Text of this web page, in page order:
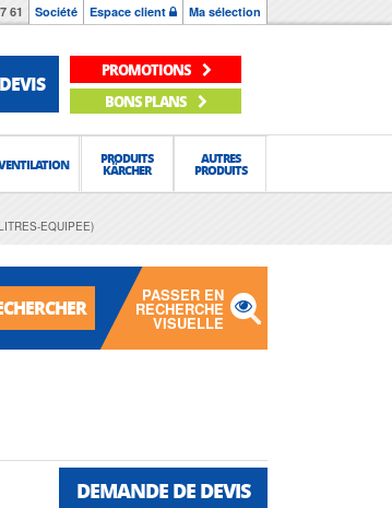
61 Société Espace client Ma sélection
PROMOTIONS
BONS PLANS
PRODUITS
KÄRCHER
AUTRES
PRODUITS
EQUIPEE)
PASSER EN
RECHERCHE
VISUELLE
DEMANDE DE DEVIS